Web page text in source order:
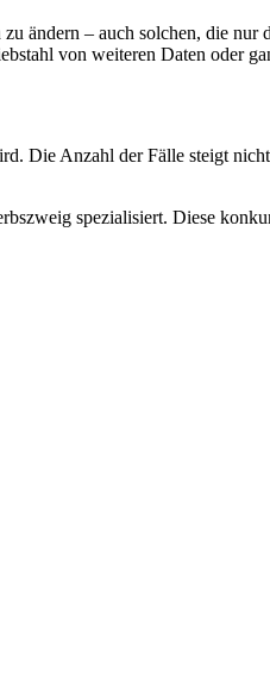
ändern – auch solchen, die
von weiteren Daten oder
Die Anzahl der Fälle steigt
spezialisiert. Diese